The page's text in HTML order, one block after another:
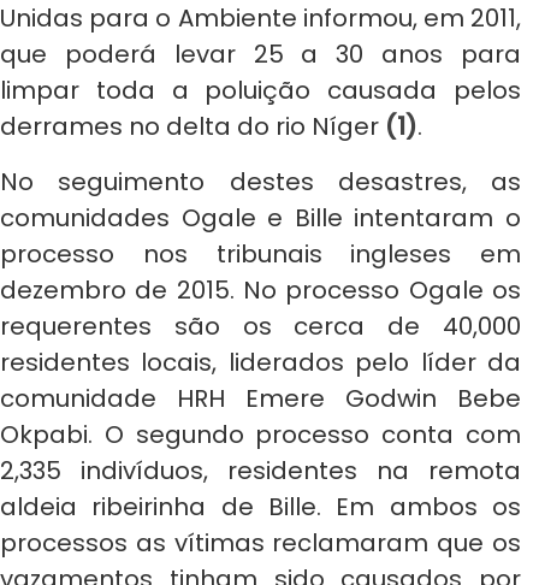
Unidas para o Ambiente informou, em 2011,
que poderá levar 25 a 30 anos para
limpar toda a poluição causada pelos
derrames no delta do rio Níger (1).
No seguimento destes desastres, as
comunidades Ogale e Bille intentaram o
processo nos tribunais ingleses em
dezembro de 2015. No processo Ogale os
requerentes são os cerca de 40,000
residentes locais, liderados pelo líder da
comunidade HRH Emere Godwin Bebe
Okpabi. O segundo processo conta com
2,335 indivíduos, residentes na remota
aldeia ribeirinha de Bille. Em ambos os
processos as vítimas reclamaram que os